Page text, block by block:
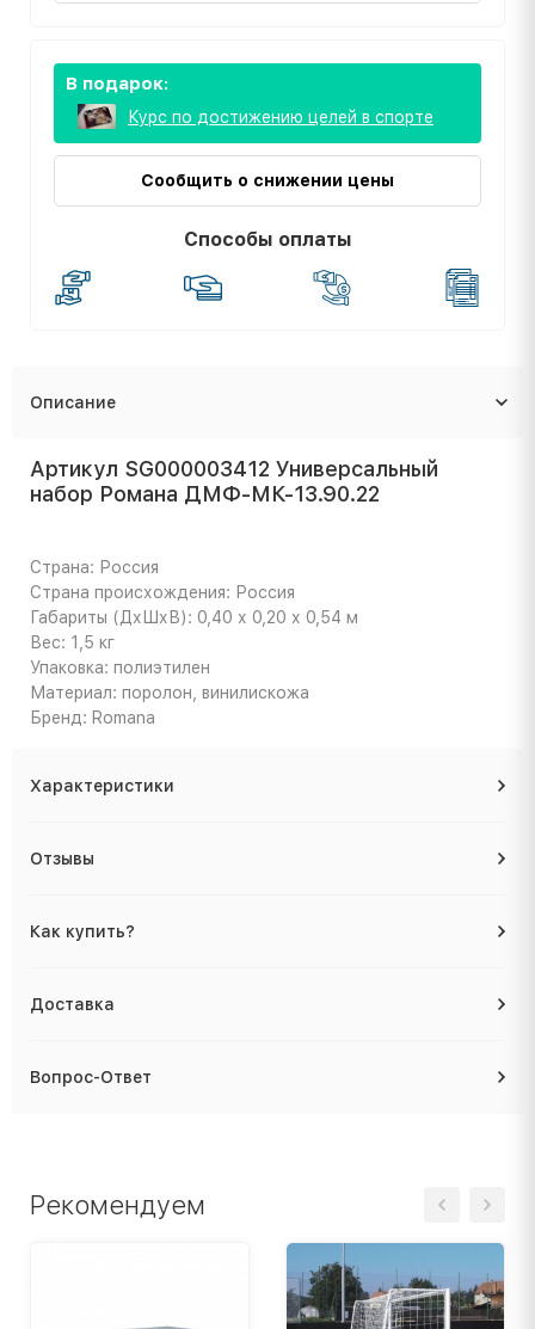
В подарок:
Курс по достижению целей в спорте
Сообщить о снижении цены
Способы оплаты
Описание
Артикул SG000003412 Универсальный
набор Романа ДМФ-МК-13.90.22
Страна: Россия
Страна происхождения: Россия
Габариты (ДхШхВ): 0,40 х 0,20 х 0,54 м
Вес: 1,5 кг
Упаковка: полиэтилен
Материал: поролон, винилискожа
Бренд: Romana
Характеристики
Отзывы
Как купить?
Доставка
Вопрос-Ответ
Рекомендуем